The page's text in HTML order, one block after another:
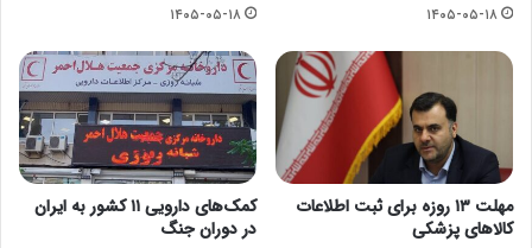
۱۴۰۵-۰۵-۱۸ ۱۴۰۵-۰۵-۱۸
مهلت ۱۳ روزه برای ثبت اطلاعات
کالاهای پزشکی
کمک‌های دارویی ۱۱ کشور به ایران
در دوران جنگ